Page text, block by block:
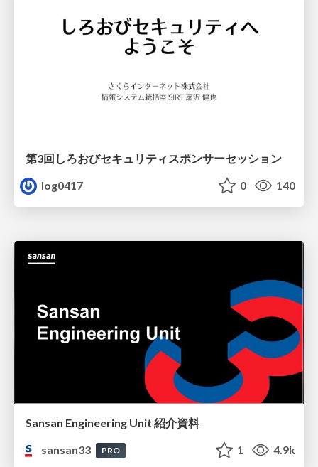
第3回しろおびセキュリティスポンサーセッション
log0417
0 140
Sansan Engineering Unit 紹介資料
sansan33
PRO 1 4.9k